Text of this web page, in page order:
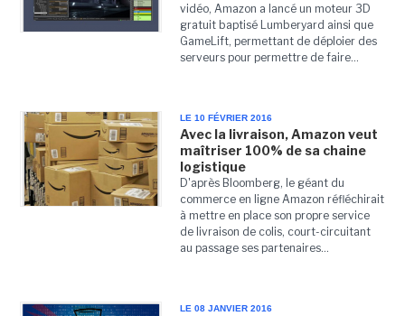
vidéo, Amazon a lancé un moteur 3D
gratuit baptisé Lumberyard ainsi que
GameLift, permettant de déploier des
serveurs pour permettre de faire...
LE 10 FÉVRIER 2016
Avec la livraison, Amazon veut
maîtriser 100% de sa chaine
logistique
D'après Bloomberg, le géant du
commerce en ligne Amazon réfléchirait
à mettre en place son propre service
de livraison de colis, court-circuitant
au passage ses partenaires...
LE 08 JANVIER 2016